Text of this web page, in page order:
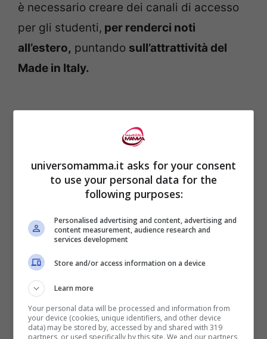
è necessario creare dei canali di accesso
per gli studenti, per renderci noti
all’estero, puntando sull’attrattività del
Made in Italy.
Lo scarso investimento per la
ricerca
Il tallone di Achilledell’Italia risiede nelle
universomamma.it asks for your consent
to use your personal data for the
following purposes:
Personalised advertising and content, advertising and
content measurement, audience research and
services development
Store and/or access information on a device
Learn more
Your personal data will be processed and information from
your device (cookies, unique identifiers, and other device
data) may be stored by, accessed by and shared with 319
partners, or used specifically by this site. We and our partners